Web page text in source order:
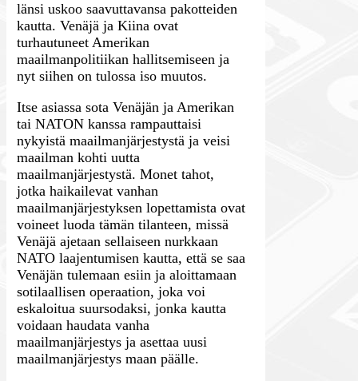
länsi uskoo saavuttavansa pakotteiden
kautta. Venäjä ja Kiina ovat
turhautuneet Amerikan
maailmanpolitiikan hallitsemiseen ja
nyt siihen on tulossa iso muutos.
Itse asiassa sota Venäjän ja Amerikan
tai NATON kanssa rampauttaisi
nykyistä maailmanjärjestystä ja veisi
maailman kohti uutta
maailmanjärjestystä. Monet tahot,
jotka haikailevat vanhan
maailmanjärjestyksen lopettamista ovat
voineet luoda tämän tilanteen, missä
Venäjä ajetaan sellaiseen nurkkaan
NATO laajentumisen kautta, että se saa
Venäjän tulemaan esiin ja aloittamaan
sotilaallisen operaation, joka voi
eskaloitua suursodaksi, jonka kautta
voidaan haudata vanha
maailmanjärjestys ja asettaa uusi
maailmanjärjestys maan päälle.